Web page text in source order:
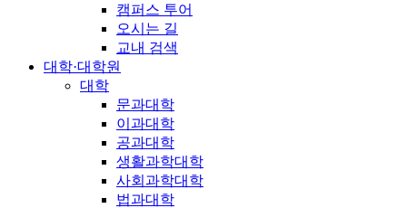
캠퍼스 투어
오시는 길
교내 검색
대학·대학원
대학
문과대학
이과대학
공과대학
생활과학대학
사회과학대학
법과대학